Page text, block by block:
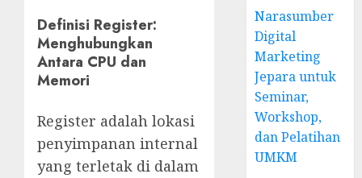
Definisi Register:
Menghubungkan
Antara CPU dan
Memori
Register adalah lokasi
penyimpanan internal
yang terletak di dalam
Narasumber
Digital
Marketing
Jepara untuk
Seminar,
Workshop,
dan Pelatihan
UMKM